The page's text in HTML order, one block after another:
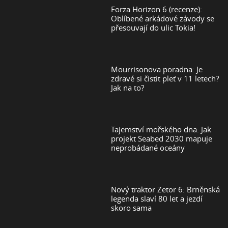
Forza Horizon 6 (recenze):
Oblíbené arkádové závody se
přesouvají do ulic Tokia!
Mourrisonova poradna: Je
zdravé si čistit pleť v 11 letech?
Jak na to?
Tajemství mořského dna: Jak
projekt Seabed 2030 mapuje
neprobádané oceány
Nový traktor Zetor 6: Brněnská
legenda slaví 80 let a jezdí
skoro sama